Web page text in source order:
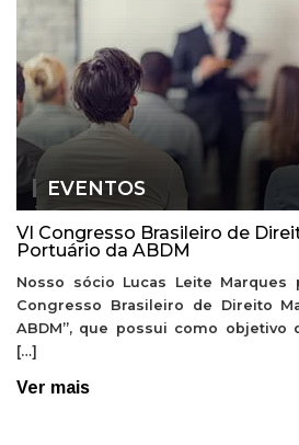
EVENTOS
VI Congresso Brasileiro de
Portuário da ABDM
Nosso sócio Lucas Leite Marques
Congresso Brasileiro de Direito
ABDM”, que possui como objetivo
[…]
Ver mais